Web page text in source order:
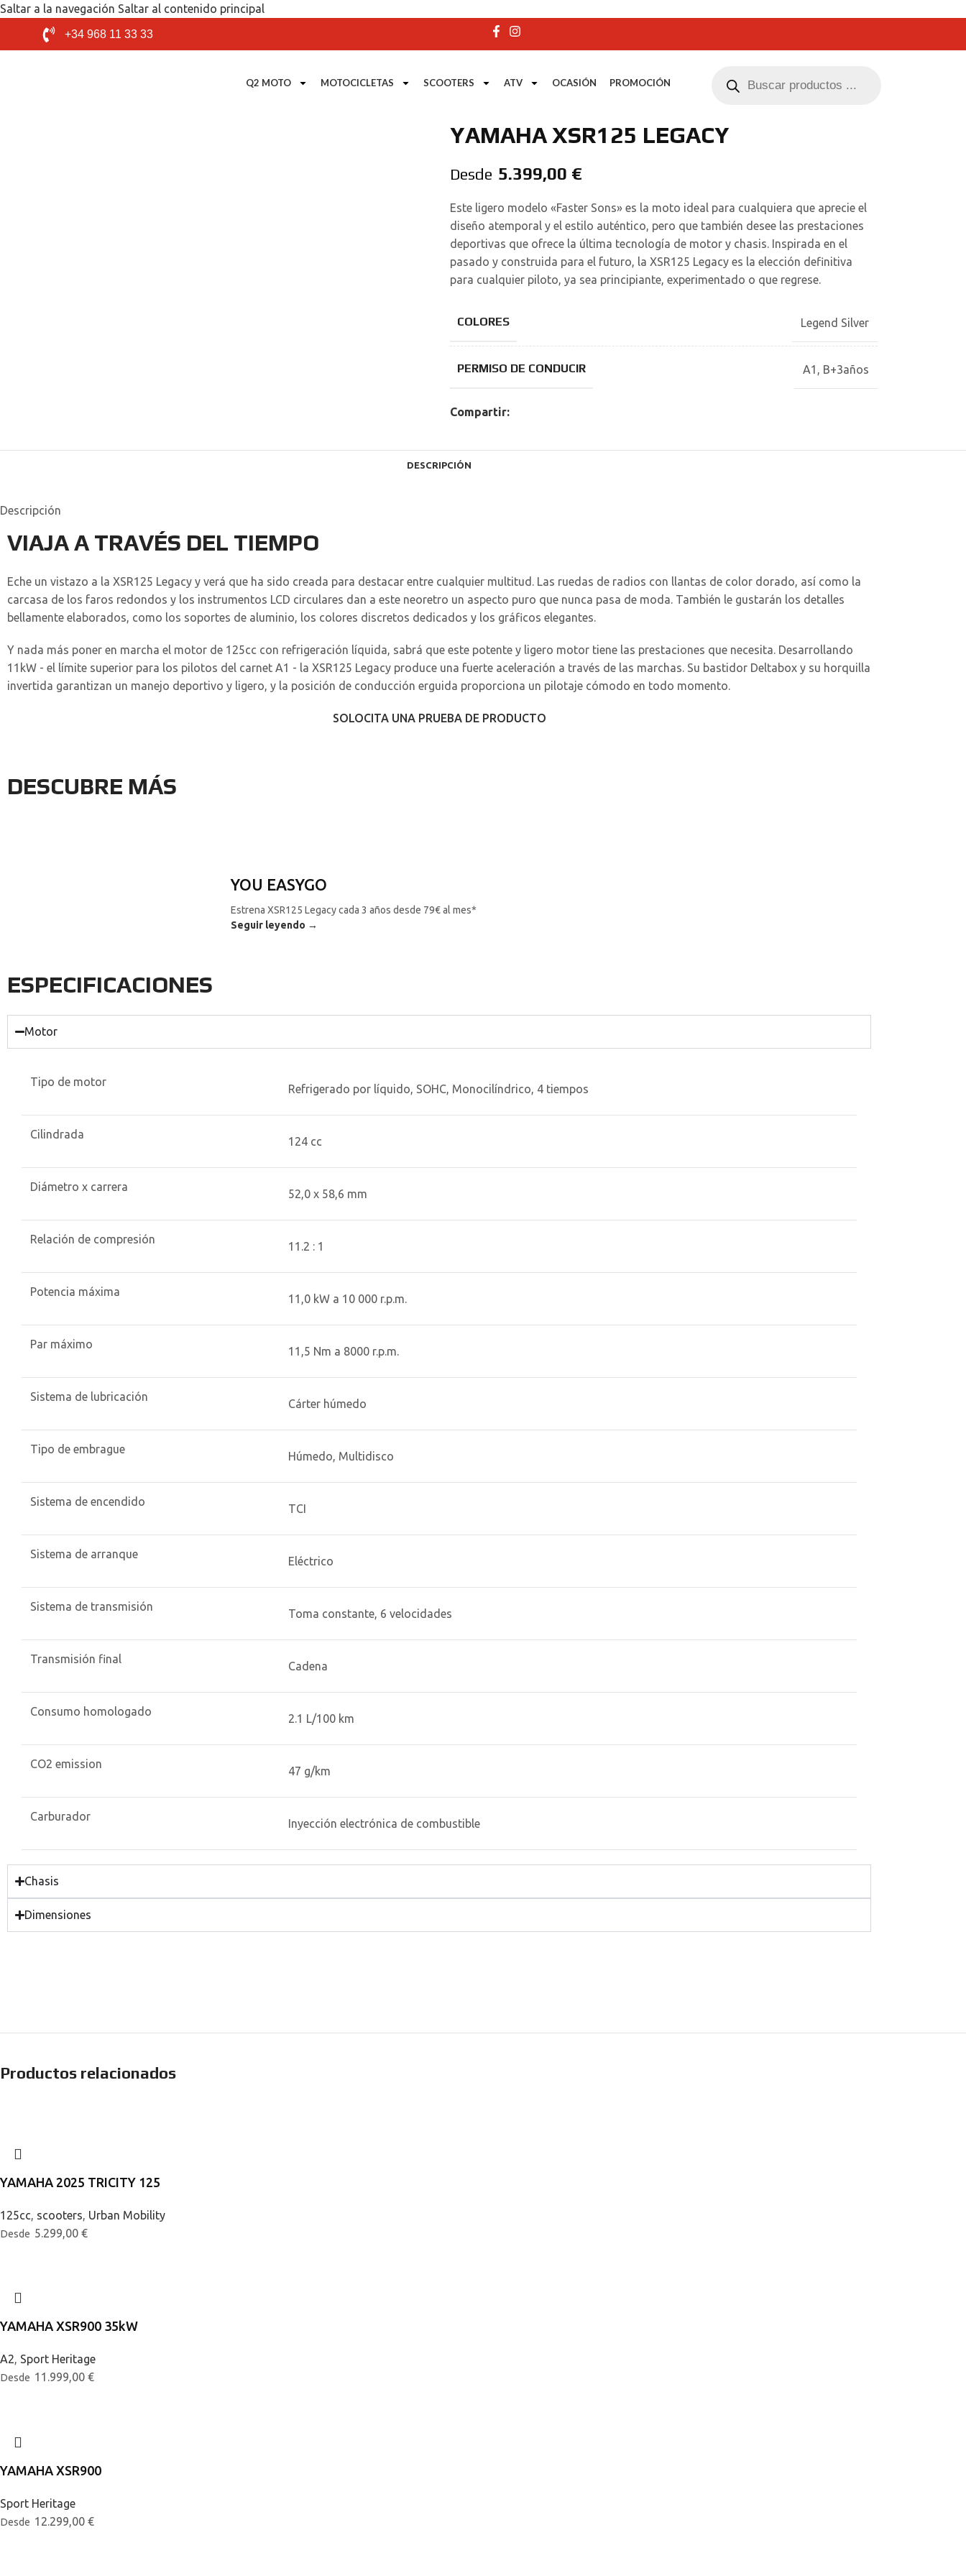
Saltar a la navegación Saltar al contenido principal
+34 968 11 33 33
Q2 MOTO MOTOCICLETAS SCOOTERS ATV OCASIÓN PROMOCIÓN
YAMAHA XSR125 LEGACY
Desde 5.399,00 €
Este ligero modelo «Faster Sons» es la moto ideal para cualquiera que aprecie el
diseño atemporal y el estilo auténtico, pero que también desee las prestaciones
deportivas que ofrece la última tecnología de motor y chasis. Inspirada en el
pasado y construida para el futuro, la XSR125 Legacy es la elección definitiva
para cualquier piloto, ya sea principiante, experimentado o que regrese.
COLORES Legend Silver
PERMISO DE CONDUCIR A1 B+3años
Compartir:
DESCRIPCIÓN
Descripción
VIAJA A TRAVÉS DEL TIEMPO
Eche un vistazo a la XSR125 Legacy y verá que ha sido creada para destacar entre cualquier multitud. Las ruedas de radios con llantas de color dorado, así como la
carcasa de los faros redondos y los instrumentos LCD circulares dan a este neoretro un aspecto puro que nunca pasa de moda. También le gustarán los detalles
bellamente elaborados, como los soportes de aluminio, los colores discretos dedicados y los gráficos elegantes.
Y nada más poner en marcha el motor de 125cc con refrigeración líquida, sabrá que este potente y ligero motor tiene las prestaciones que necesita. Desarrollando
11kW - el límite superior para los pilotos del carnet A1 - la XSR125 Legacy produce una fuerte aceleración a través de las marchas. Su bastidor Deltabox y su horquilla
invertida garantizan un manejo deportivo y ligero, y la posición de conducción erguida proporciona un pilotaje cómodo en todo momento.
SOLOCITA UNA PRUEBA DE PRODUCTO
DESCUBRE MÁS
YOU EASYGO
Estrena XSR125 Legacy cada 3 años desde 79€ al mes*
Seguir leyendo →
ESPECIFICACIONES
Motor
Tipo de motor
Refrigerado por líquido, SOHC, Monocilíndrico, 4 tiempos
Cilindrada
124 cc
Diámetro x carrera
52,0 x 58,6 mm
Relación de compresión
11.2 : 1
Potencia máxima
11,0 kW a 10 000 r.p.m.
Par máximo
11,5 Nm a 8000 r.p.m.
Sistema de lubricación
Cárter húmedo
Tipo de embrague
Húmedo, Multidisco
Sistema de encendido
TCI
Sistema de arranque
Eléctrico
Sistema de transmisión
Toma constante, 6 velocidades
Transmisión final
Cadena
Consumo homologado
2.1 L/100 km
CO2 emission
47 g/km
Carburador
Inyección electrónica de combustible
Chasis
Dimensiones
Productos relacionados
YAMAHA 2025 TRICITY 125
125cc, scooters, Urban Mobility
Desde 5.299,00 €
YAMAHA XSR900 35kW
A2, Sport Heritage
Desde 11.999,00 €
YAMAHA XSR900
Sport Heritage
Desde 12.299,00 €